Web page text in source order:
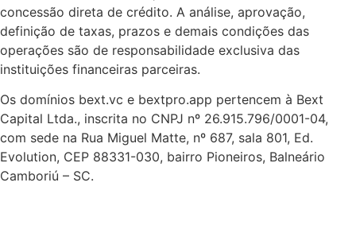
concessão direta de crédito. A análise, aprovação,
definição de taxas, prazos e demais condições das
operações são de responsabilidade exclusiva das
instituições financeiras parceiras.
Os domínios bext.vc e bextpro.app pertencem à Bext
Capital Ltda., inscrita no CNPJ nº 26.915.796/0001-04,
com sede na Rua Miguel Matte, nº 687, sala 801, Ed.
Evolution, CEP 88331-030, bairro Pioneiros, Balneário
Camboriú – SC.